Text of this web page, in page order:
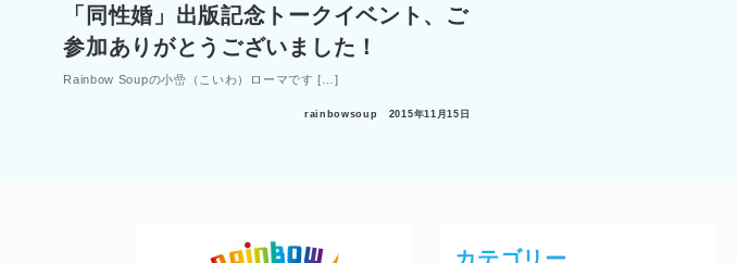
「同性婚」出版記念トークイベント、ご
参加ありがとうございました！
Rainbow Soupの小嵒（こいわ）ローマです […]
rainbowsoup 2015年11月15日